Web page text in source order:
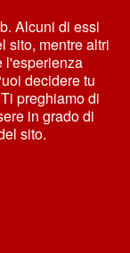
Alcuni di essi
sito, mentre altri
l'esperienza
decidere tu
preghiamo di
in grado di
sito.